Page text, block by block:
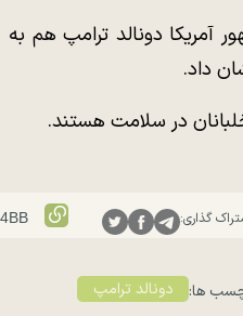
آمریکا دونالد ترامپ هم
داد.
در سلامت هستند.
گذاری:
ها: دونالد ترامپ